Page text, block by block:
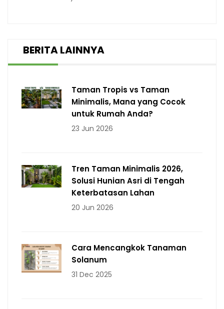
BERITA LAINNYA
Taman Tropis vs Taman
Minimalis, Mana yang Cocok
untuk Rumah Anda?
23 Jun 2026
Tren Taman Minimalis 2026,
Solusi Hunian Asri di Tengah
Keterbatasan Lahan
20 Jun 2026
Cara Mencangkok Tanaman
Solanum
31 Dec 2025